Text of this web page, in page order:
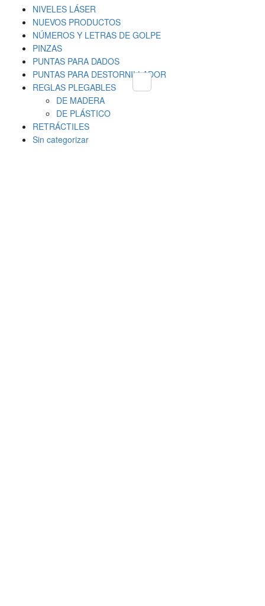
NIVELES LÁSER
NUEVOS PRODUCTOS
NÚMEROS Y LETRAS DE GOLPE
PINZAS
PUNTAS PARA DADOS
PUNTAS PARA DESTORNILLADOR
REGLAS PLEGABLES
DE MADERA
DE PLÁSTICO
RETRÁCTILES
Sin categorizar